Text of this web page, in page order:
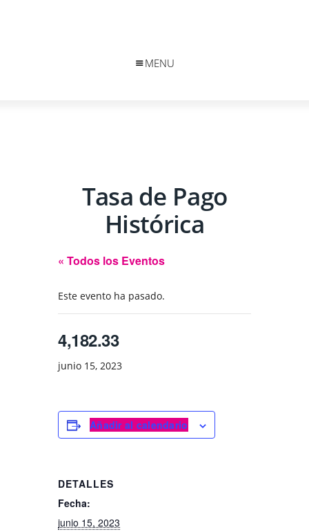
MENU
Tasa de Pago
Histórica
« Todos los Eventos
Este evento ha pasado.
4,182.33
junio 15, 2023
Añadir al calendario
DETALLES
Fecha:
junio 15, 2023